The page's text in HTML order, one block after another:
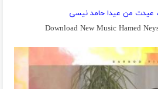
عیدت من عیدا حامد نیسی
Download New Music Hamed